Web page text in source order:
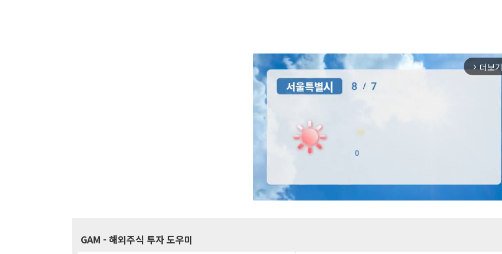
arrow_forward_ios 더보기
GAM - 해외주식 투자 도우미